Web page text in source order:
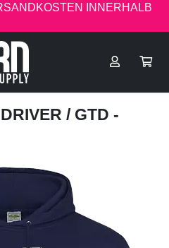
INNERHALB
/ GTD -